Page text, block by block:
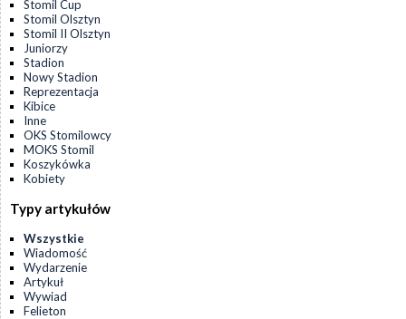
Stomil Cup
Stomil Olsztyn
Stomil II Olsztyn
Juniorzy
Stadion
Nowy Stadion
Reprezentacja
Kibice
Inne
OKS Stomilowcy
MOKS Stomil
Koszykówka
Kobiety
Typy artykułów
Wszystkie
Wiadomość
Wydarzenie
Artykuł
Wywiad
Felieton